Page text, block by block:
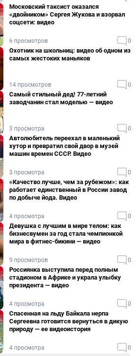
Московский таксист оказался
«двойником» Сергея Жукова и взорвал
соцсети: видео
6 просмотров 0
Охотник на школьниц: видео об одном из
самых жестоких маньяков
14 просмотров 0
Самый стильный дед! 77-летний
заводчанин стал моделью — видео
3 просмотра 0
Автолюбитель переехал в маленький
хутор и превратил свой двор в музей
машин времен СССР. Видео
3 просмотра 0
«Качество лучше, чем за рубежом»: как
работает единственный в России завод
по добыче йода. Видео
4 просмотра 0
Девушка с лучшим в мире телом: как
бизнесвумен за год стала чемпионкой
мира в фитнес-бикини — видео
9 просмотров 0
Россиянка выступила перед полным
стадионом в Африке и украла улыбку
президента — видео
4 просмотра 0
Спасенная на льду Байкала нерпа
Сергеевна готовится вернуться в дикую
природу — ее видеоистория
4 просмотра 0